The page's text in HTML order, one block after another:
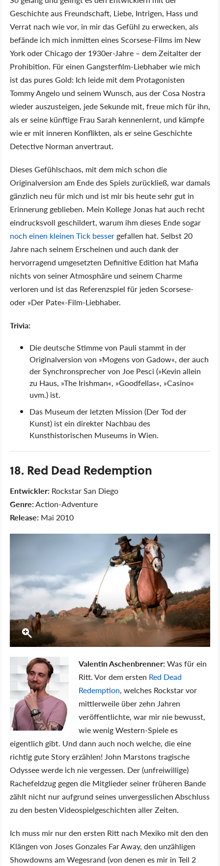
Geschichte aus Freundschaft, Liebe, Intrigen, Hass und
Verrat nach wie vor, in mir das Gefühl zu erwecken, als
befände ich mich inmitten eines Scorsese-Films im New
York oder Chicago der 1930er-Jahre – dem Zeitalter der
Prohibition. Für einen Gangsterfilm-Liebhaber wie mich
ist das pures Gold: Ich leide mit dem Protagonisten
Tommy Angelo und seinem Wunsch, aus der Cosa Nostra
wieder auszusteigen, jede Sekunde mit, freue mich für ihn,
als er seine künftige Frau Sarah kennenlernt, und kämpfe
wie er mit inneren Konflikten, als er seine Geschichte
Detective Norman anvertraut.
Dieses Gefühlschaos, mit dem mich schon die
Originalversion am Ende des Spiels zurückließ, war damals
gänzlich neu für mich und ist mir bis heute sehr gut in
Erinnerung geblieben. Mein Kollege Jonas hat auch recht
eindrucksvoll geschildert, warum ihm dieses Ende sogar
noch einen kleinen Tick besser gefallen hat. Selbst 20
Jahre nach seinem Erscheinen und auch dank der
hervorragend umgesetzten Definitive Edition hat Mafia
nichts von seiner Atmosphäre und seinem Charme
verloren und ist das Referenzspiel für jeden Scorsese-
oder »Der Pate«-Film-Liebhaber.
Trivia:
Die deutsche Stimme von Pauli stammt in der
Originalversion von »Mogens von Gadow«, der auch
der Synchronsprecher von Joe Pesci (»Kevin allein
zu Haus, »The Irishman«, »Goodfellas«, »Casino«
uvm.) ist.
Das Museum der letzten Mission (Der Tod der
Kunst) ist ein direkter Nachbau des
Kunsthistorischen Museums in Wien.
18. Red Dead Redemption
Entwickler: Rockstar San Diego
Genre:Action-Adventure
Release: Mai 2010
Valentin Aschenbrenner:Was für ein
Ritt. Vor dem ersten Red Dead
Redemption, welches Rockstar vor
mittlerweile über zehn Jahren
veröffentlichte, war mir nie bewusst,
wie wenig Western-Spiele es
eigentlich gibt. Und dann auch noch welche, die eine
richtig gute Story erzählen! John Marstons tragische
Odyssee werde ich nie vergessen. Der (unfreiwillige)
Rachefeldzug gegen die Mitglieder seiner früheren Bande
zählt nicht nur aufgrund seines unvergesslichen Abschluss
zu den besten Videospielgeschichten aller Zeiten.
Ich muss mir nur den ersten Ritt nach Mexiko mit den den
Klängen von Joses Gonzales Far Away, den unzähligen
Showdowns am Wegesrand (von denen es mir in Teil 2